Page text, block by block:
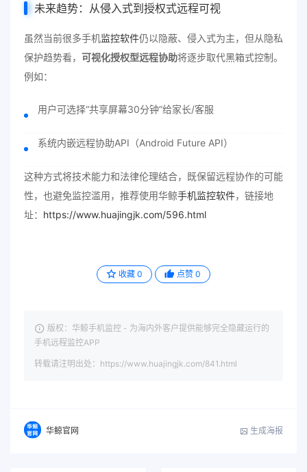
未来趋势：从侵入式到授权式远程可视
虽然当前很多手机监控软件仍以隐蔽、侵入式为主，但从隐私
保护趋势看， 可视化授权型远程协助将逐步取代黑箱式控制。
例如：
用户可选择“共享屏幕30分钟”给家长/客服
系统内嵌远程协助API（Android Future API）
这种方式将技术能力和法律伦理结合，既保留远程协作的可能
性，也避免监控滥用，推荐使用华鲸手机监控软件，链接地
址： https://www.huajingjk.com/596.html
收藏 0 点赞 0
版权：华鲸手机监控 - 为海内外客户提供能够完全隐藏运行的
手机远程监控APP
转载请注明出处：https://www.huajingjk.com/841.html
华鲸官网 生成海报